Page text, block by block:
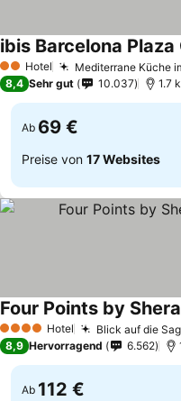
2 Sterne
Hotel Mediterrane Küche
ibis Barcelona Plaza
8,4 Sehr gut 10.037 1.7
Ab 69 €
Preise von 17 Websites
4 Sterne Hotel Blick auf die
Four Points by
8,9 Hervorragend 6.562
Ab 112 €